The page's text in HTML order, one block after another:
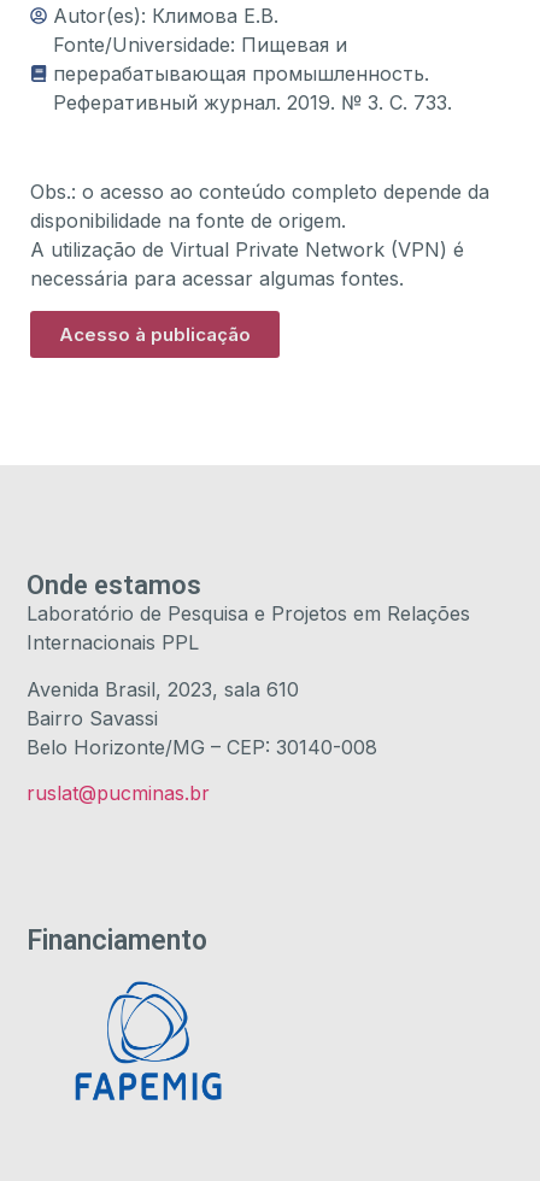
Autor(es): Климова Е.В.
Fonte/Universidade: Пищевая и
перерабатывающая промышленность.
Реферативный журнал. 2019. № 3. С. 733.
Obs.: o acesso ao conteúdo completo depende da
disponibilidade na fonte de origem.
A utilização de Virtual Private Network (VPN) é
necessária para acessar algumas fontes.
Acesso à publicação
Financiamento
Onde estamos
Laboratório de Pesquisa e Projetos em Relações
Internacionais PPL
Avenida Brasil, 2023, sala 610
Bairro Savassi
Belo Horizonte/MG – CEP: 30140-008
ruslat@pucminas.br